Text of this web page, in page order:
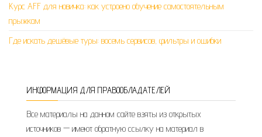
Курс AFF для новичка: как устроено обучение самостоятельным
прыжкам
Где искать дешёвые туры: восемь сервисов, фильтры и ошибки
ИНФОРМАЦИЯ ДЛЯ ПРАВООБЛАДАТЕЛЕЙ
Все материалы на данном сайте взяты из открытых
источников — имеют обратную ссылку на материал в